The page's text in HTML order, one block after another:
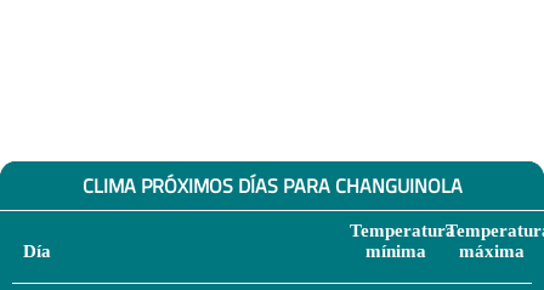
CLIMA PRÓXIMOS DÍAS PARA CHANGUINOLA
Día
Temperatura
mínima
máxima